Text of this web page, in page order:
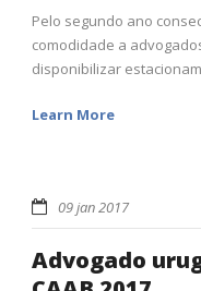
Pelo segundo ano
comodidade a
disponibilizar
Learn More
09 jan 2017
Advogado